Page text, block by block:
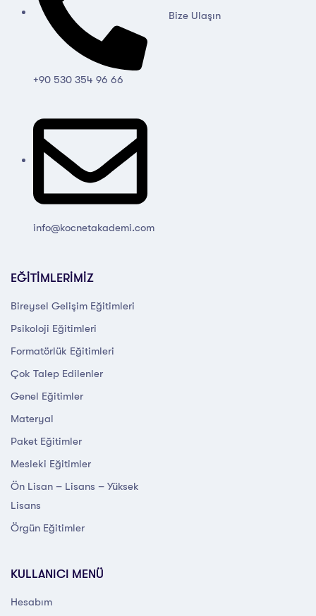
+90 530 354 96 66
info@kocnetakademi.com
Bize Ulaşın
EĞİTİMLERİMİZ
Bireysel Gelişim Eğitimleri
Psikoloji Eğitimleri
Formatörlük Eğitimleri
Çok Talep Edilenler
Genel Eğitimler
Materyal
Paket Eğitimler
Mesleki Eğitimler
Ön Lisan – Lisans – Yüksek
Lisans
Örgün Eğitimler
KULLANICI MENÜ
Hesabım